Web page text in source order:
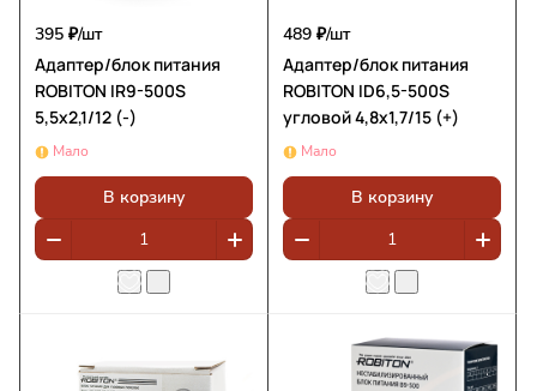
395 ₽/шт
Адаптер/блок питания
ROBITON IR9-500S
5,5х2,1/12 (-)
Мало
В корзину
489 ₽/шт
Адаптер/блок питания
ROBITON ID6,5-500S
угловой 4,8x1,7/15 (+)
Мало
В корзину